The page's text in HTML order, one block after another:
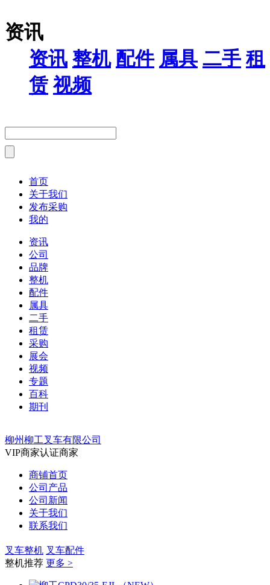
资讯
资讯 整机 配件 属具 二手 租
赁 视频
首页
关于我们
发布采购
我的
资讯
公司
品牌
整机
配件
属具
二手
租赁
采购
展会
视频
专题
百科
期刊
柳州柳工叉车有限公司
VIP商家认证商家
商铺首页
公司产品
公司新闻
关于我们
联系我们
叉车整机 叉车配件
整机推荐 更多 >